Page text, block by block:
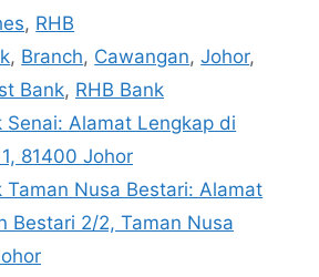
, RHB
, Branch, Cawangan,Johor,
Bank, RHB Bank
Senai: Alamat Lengkap di
81400 Johor
Taman Nusa Bestari: Alamat
Bestari 2/2, Taman Nusa